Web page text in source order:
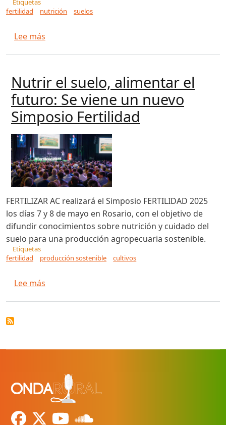
Etiquetas
fertilidad
nutrición suelos
Lee más
Nutrir el suelo, alimentar el
futuro: Se viene un nuevo
Simposio Fertilidad
FERTILIZAR AC realizará el Simposio FERTILIDAD 2025
los días 7 y 8 de mayo en Rosario, con el objetivo de
difundir conocimientos sobre nutrición y cuidado del
suelo para una producción agropecuaria sostenible.
Etiquetas
fertilidad
producción sostenible cultivos
Lee más